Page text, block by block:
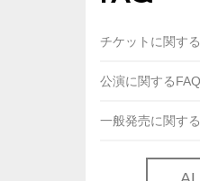
チケットに関す
公演に関するFAQ
一般発売に関す